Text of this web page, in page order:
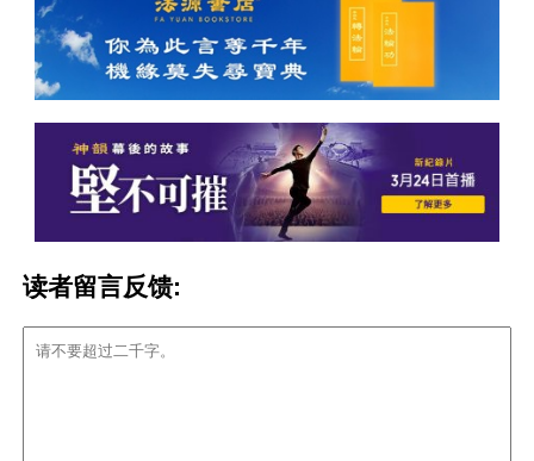
读者留言反馈: